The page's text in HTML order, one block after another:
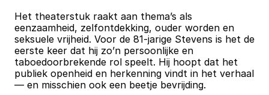
Het theaterstuk raakt aan thema’s als
eenzaamheid, zelfontdekking, ouder worden en
seksuele vrijheid. Voor de 81-jarige Stevens is het de
eerste keer dat hij zo’n persoonlijke en
taboedoorbrekende rol speelt. Hij hoopt dat het
publiek openheid en herkenning vindt in het verhaal
— en misschien ook een beetje bevrijding.